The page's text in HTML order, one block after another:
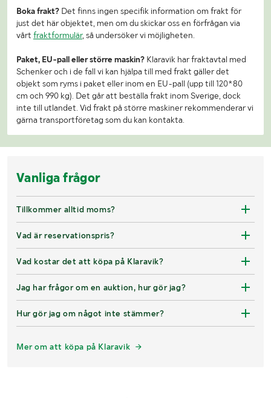
Boka frakt? Det finns ingen specifik information om frakt för
just det här objektet, men om du skickar oss en förfrågan via
vårt fraktformulär, så undersöker vi möjligheten.
Paket, EU-pall eller större maskin? Klaravik har fraktavtal med
Schenker och i de fall vi kan hjälpa till med frakt gäller det
objekt som ryms i paket eller inom en EU-pall (upp till 120*80
cm och 990 kg). Det går att beställa frakt inom Sverige, dock
inte till utlandet. Vid frakt på större maskiner rekommenderar vi
gärna transportföretag som du kan kontakta.
Vanliga frågor
Tillkommer alltid moms?
Vad är reservationspris?
Vad kostar det att köpa på Klaravik?
Jag har frågor om en auktion, hur gör jag?
Hur gör jag om något inte stämmer?
Mer om att köpa på Klaravik